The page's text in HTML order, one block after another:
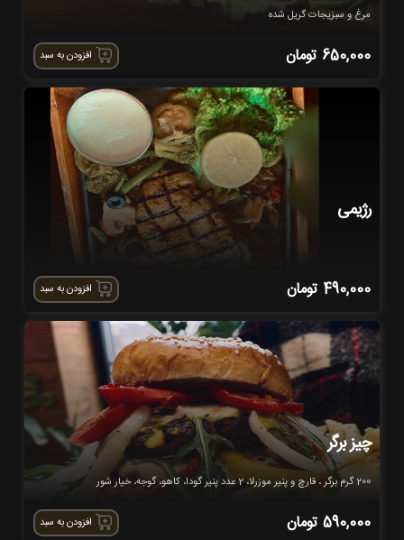
مرغ و سبزیجات گریل شده
650,000 تومان افزودن به سبد
رژیمی
490,000 تومان افزودن به سبد
چیز برگر
200 گرم برگر ، قارچ و پنیر موزرلا، 2 عدد پنیر گودا، کاهو، گوجه، خیار شور
590,000 تومان افزودن به سبد